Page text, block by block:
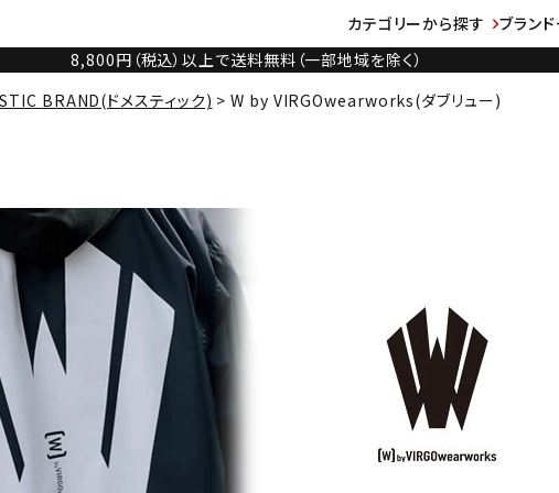
カテゴリーから探す ブラン
8,800円（税込）以上で送料無料（一部地域を除く）
BRAND(ドメスティック)
W by VIRGOwearworks(ダブリュー)